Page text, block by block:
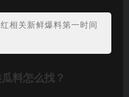
相关新鲜爆料第一时间
料怎么找？